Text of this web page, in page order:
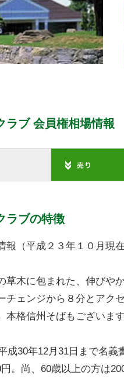
ラブ 会員権相場情報
ラブの特徴
（平成２３年１０月現
草木に包まれた、伸びや
チェンジから８分とアク
本格信州そばもございます
成30年12月31日まで名
。尚、60歳以上の方は